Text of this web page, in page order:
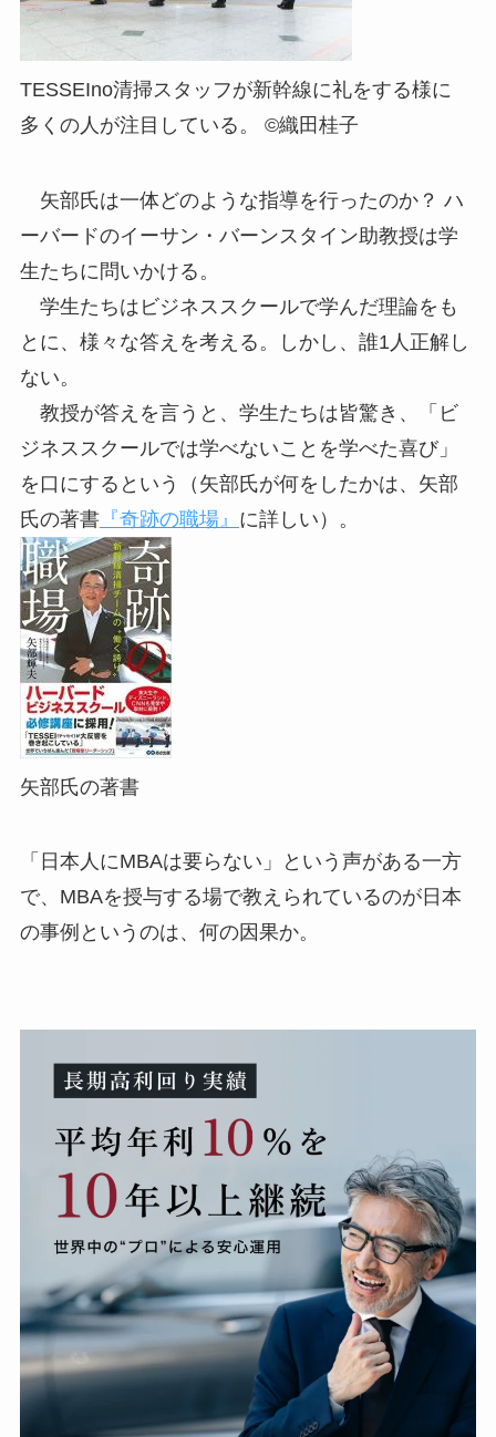
TESSEIno清掃スタッフが新幹線に礼をする様に
多くの人が注目している。 ©織田桂子
矢部氏は一体どのような指導を行ったのか？ ハ
ーバードのイーサン・バーンスタイン助教授は学
生たちに問いかける。
学生たちはビジネススクールで学んだ理論をも
とに、様々な答えを考える。しかし、誰1人正解し
ない。
教授が答えを言うと、学生たちは皆驚き、「ビ
ジネススクールでは学べないことを学べた喜び」
を口にするという（矢部氏が何をしたかは、矢部
氏の著書『奇跡の職場』 に詳しい）。
矢部氏の著書
「日本人にMBAは要らない」という声がある一方
で、MBAを授与する場で教えられているのが日本
の事例というのは、何の因果か。